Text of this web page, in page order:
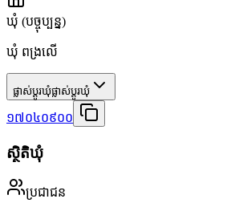
ឃុំ (បច្ចុប្បន្ន)
ឃុំ ពង្រលើ
ផ្លាស់ប្តូរឃុំផ្លាស់ប្តូរឃុំ
១៧០៤០៩០០
ស្ថិតិឃុំ
ប្រជាជន